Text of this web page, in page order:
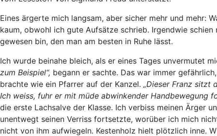
Eines ärgerte mich langsam, aber sicher mehr und mehr:
kaum, obwohl ich gute Aufsätze schrieb. Irgendwie
gewesen bin, den man am besten in Ruhe lässt.
Ich wurde beinahe bleich, als er eines Tages unvermutet
zum Beispiel“, begann er sachte. Das war immer
brachte wie ein Pfarrer auf der Kanzel. „Dieser Franz sitzt
Ich weiss, fuhr er mit müde abwinkender Handbewegung
die erste Lachsalve der Klasse. Ich verbiss meinen Ärger
unentwegt seinen Verriss fortsetzte, worüber ich mich
nicht von ihm aufwiegeln. Kestenholz hielt plötzlich inne.